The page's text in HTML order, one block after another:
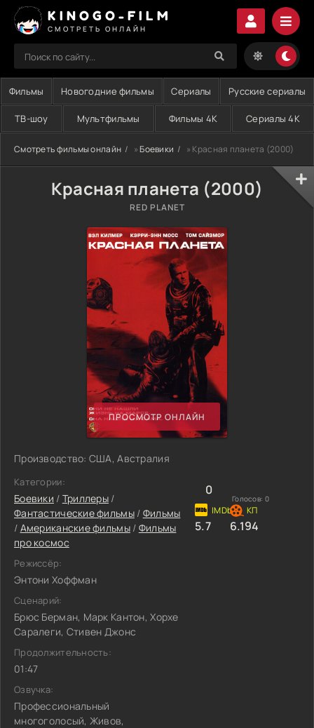
KINOGO-FILM
СМОТРЕТЬ ОНЛАЙН
Фильмы Новогодние фильмы Сериалы Русские сериалы
ТВ-шоу Мультфильмы Фильмы 4K Сериалы 4K
Смотреть фильмы онлайн »Боевики » Красная планета (2000)
Красная планета (2000)
RED PLANET
ПРОСМОТР ОНЛАЙН
Производство: США, Австралия
Категории:
Боевики / Триллеры /
Фантастические фильмы/ Фильмы
/ Американские фильмы/ Фильмы
про космос
Режиссёр:
Энтони Хоффман
Сценарий:
Брюс Берман, Марк Кантон, Хорхе
Саралеги, Стивен Джонс
Продолжительность:
01:47
Озвучка:
Профессиональный
многоголосый, Живов,
0
Голосов: 0
5.7 6.194